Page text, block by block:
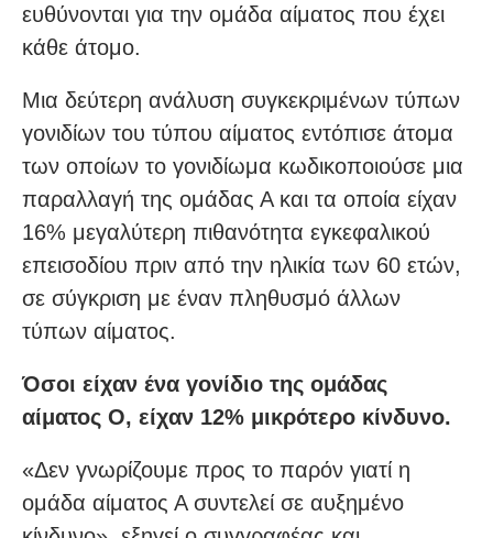
ευθύνονται για την ομάδα αίματος που έχει
κάθε άτομο.
Μια δεύτερη ανάλυση συγκεκριμένων τύπων
γονιδίων του τύπου αίματος εντόπισε άτομα
των οποίων το γονιδίωμα κωδικοποιούσε μια
παραλλαγή της ομάδας Α και τα οποία είχαν
16% μεγαλύτερη πιθανότητα εγκεφαλικού
επεισοδίου πριν από την ηλικία των 60 ετών,
σε σύγκριση με έναν πληθυσμό άλλων
τύπων αίματος.
Όσοι είχαν ένα γονίδιο της ομάδας
αίματος Ο, είχαν 12% μικρότερο κίνδυνο.
«Δεν γνωρίζουμε προς το παρόν γιατί η
ομάδα αίματος Α συντελεί σε αυξημένο